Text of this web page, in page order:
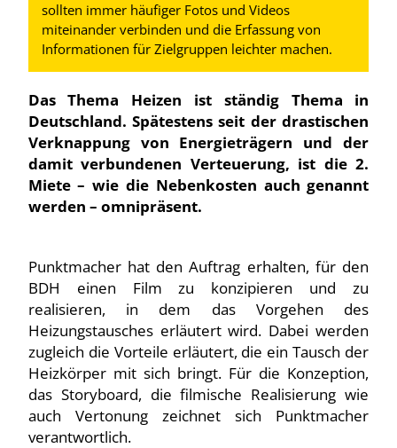
sollten immer häufiger Fotos und Videos
miteinander verbinden und die Erfassung von
Informationen für Zielgruppen leichter machen.
Das Thema Heizen ist ständig Thema in
Deutschland. Spätestens seit der drastischen
Verknappung von Energieträgern und der
damit verbundenen Verteuerung, ist die 2.
Miete – wie die Nebenkosten auch genannt
werden – omnipräsent.
Punktmacher hat den Auftrag erhalten, für den
BDH einen Film zu konzipieren und zu
realisieren, in dem das Vorgehen des
Heizungstausches erläutert wird. Dabei werden
zugleich die Vorteile erläutert, die ein Tausch der
Heizkörper mit sich bringt. Für die Konzeption,
das Storyboard, die filmische Realisierung wie
auch Vertonung zeichnet sich Punktmacher
verantwortlich.